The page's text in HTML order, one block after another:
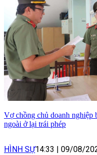
Vợ chồng chủ doanh
ngoài ở lại trái phép
HÌNH SỰ14:33 09/08/